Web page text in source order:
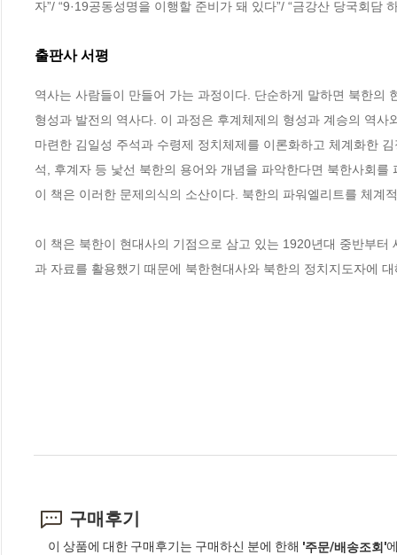
자”/ “9·19공동성명을 이행할 준비가 돼 있다”/ “금강산 당국회담
출판사 서평
역사는 사람들이 만들어 가는 과정이다. 단순하게 말하면 북한의
형성과 발전의 역사다. 이 과정은 후계체제의 형성과 계승의 역
마련한 김일성 주석과 수령제 정치체제를 이론화하고 체계화한
석, 후계자 등 낯선 북한의 용어와 개념을 파악한다면 북한사회
이 책은 이러한 문제의식의 소산이다. 북한의 파워엘리트를 체
이 책은 북한이 현대사의 기점으로 삼고 있는 1920년대 중반부
과 자료를 활용했기 때문에 북한현대사와 북한의 정치지도자에
구매후기
이 상품에 대한 구매후기는 구매하신 분에 한해 '주문/배송조회'